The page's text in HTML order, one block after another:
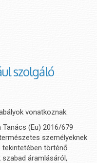
szolgáló
vonatkoznak:
(Eu) 2016/679
személyeknek
tekintetében történő
áramlásáról,